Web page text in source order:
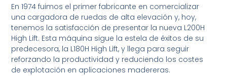
En 1974 fuimos el primer fabricante en comercializar
una cargadora de ruedas de alta elevación y, hoy,
tenemos la satisfacción de presentar la nueva L200H
High Lift. Esta máquina sigue la estela de éxitos de su
predecesora, la L180H High Lift, y llega para seguir
reforzando la productividad y reduciendo los costes
de explotación en aplicaciones madereras.